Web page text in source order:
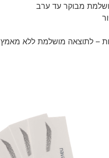
מבוקר עד ערב
– לתוצאה מושלמת ללא מאמץ